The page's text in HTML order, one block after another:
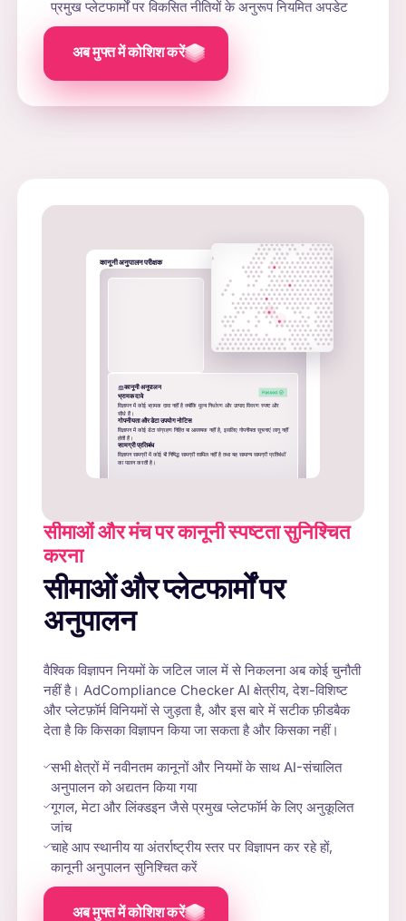
प्रमुख प्लेटफार्मों पर विकसित नीतियों के अनुरूप नियमित अपडेट
अब मुफ्त में कोशिश करें
सीमाओं और मंच पर कानूनी स्पष्टता सुनिश्चित
करना
सीमाओं और प्लेटफार्मों पर
अनुपालन
वैश्विक विज्ञापन नियमों के जटिल जाल में से निकलना अब कोई चुनौती
नहीं है। AdCompliance Checker AI क्षेत्रीय, देश-विशिष्ट
और प्लेटफ़ॉर्म विनियमों से जुड़ता है, और इस बारे में सटीक फ़ीडबैक
देता है कि किसका विज्ञापन किया जा सकता है और किसका नहीं।
सभी क्षेत्रों में नवीनतम कानूनों और नियमों के साथ AI-संचालित
अनुपालन को अद्यतन किया गया
गूगल, मेटा और लिंक्डइन जैसे प्रमुख प्लेटफॉर्म के लिए अनुकूलित
जांच
चाहे आप स्थानीय या अंतर्राष्ट्रीय स्तर पर विज्ञापन कर रहे हों,
कानूनी अनुपालन सुनिश्चित करें
अब मुफ्त में कोशिश करें
कानूनी अनुपालन परीक्षक
कानूनी अनुपालन
भ्रामक दावे
विज्ञापन में कोई भ्रामक दावा नहीं है क्योंकि मूल्य निर्धारण और उत्पाद विवरण स्पष्ट और
सीधे हैं।
गोपनीयता और डेटा उपयोग नोटिस
विज्ञापन में कोई डेटा संग्रहण निहित या आवश्यक नहीं है, इसलिए गोपनीयता सूचनाएं लागू नहीं
होती हैं।
सामग्री प्रतिबंध
विज्ञापन सामग्री में कोई भी निषिद्ध सामग्री शामिल नहीं है तथा यह सामान्य सामग्री प्रतिबंधों
का पालन करती है।